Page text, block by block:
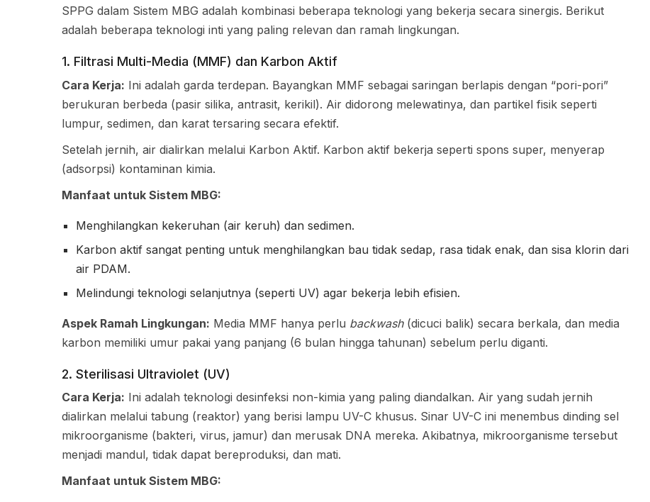
SPPG dalam Sistem MBG adalah kombinasi beberapa teknologi yang bekerja secara sinergis. Berikut
adalah beberapa teknologi inti yang paling relevan dan ramah lingkungan.
1. Filtrasi Multi-Media (MMF) dan Karbon Aktif
Cara Kerja: Ini adalah garda terdepan. Bayangkan MMF sebagai saringan berlapis dengan “pori-pori”
berukuran berbeda (pasir silika, antrasit, kerikil). Air didorong melewatinya, dan partikel fisik seperti
lumpur, sedimen, dan karat tersaring secara efektif.
Setelah jernih, air dialirkan melalui Karbon Aktif. Karbon aktif bekerja seperti spons super, menyerap
(adsorpsi) kontaminan kimia.
Manfaat untuk Sistem MBG:
Menghilangkan kekeruhan (air keruh) dan sedimen.
Karbon aktif sangat penting untuk menghilangkan bau tidak sedap, rasa tidak enak, dan sisa klorin dari
air PDAM.
Melindungi teknologi selanjutnya (seperti UV) agar bekerja lebih efisien.
Aspek Ramah Lingkungan: Media MMF hanya perlu backwash(dicuci balik) secara berkala, dan media
karbon memiliki umur pakai yang panjang (6 bulan hingga tahunan) sebelum perlu diganti.
2. Sterilisasi Ultraviolet (UV)
Cara Kerja: Ini adalah teknologi desinfeksi non-kimia yang paling diandalkan. Air yang sudah jernih
dialirkan melalui tabung (reaktor) yang berisi lampu UV-C khusus. Sinar UV-C ini menembus dinding sel
mikroorganisme (bakteri, virus, jamur) dan merusak DNA mereka. Akibatnya, mikroorganisme tersebut
menjadi mandul, tidak dapat bereproduksi, dan mati.
Manfaat untuk Sistem MBG: